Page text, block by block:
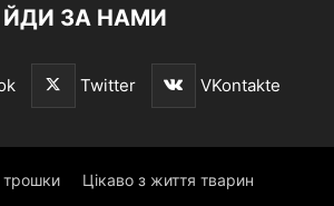
ЙДИ ЗА НАМИ
Twitter VKontakte
трошки Цікаво з життя тварин